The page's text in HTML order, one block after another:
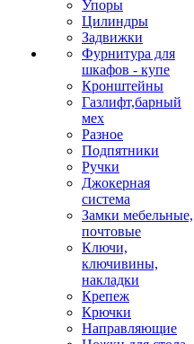
Упоры
Цилиндры
Задвижки
Фурнитура для
шкафов - купе
Кронштейны
Газлифт,барный
мех
Разное
Подпятники
Ручки
Джокерная
система
Замки мебельные,
почтовые
Ключи,
ключивины,
накладки
Крепеж
Крючки
Направляющие